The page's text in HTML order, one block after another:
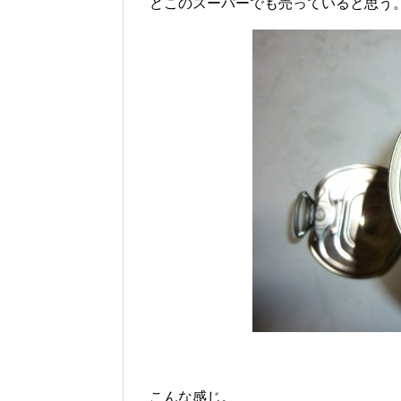
どこのスーパーでも売っていると思う
こんな感じ。